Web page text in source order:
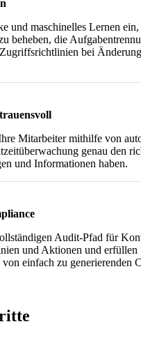
und maschinelles Lernen
beheben, die
bei
Mitarbeiter mithilfe von
genau den
und Informationen haben.
Audit-Pfad für
und Aktionen und erfüllen
einfach zu generierenden